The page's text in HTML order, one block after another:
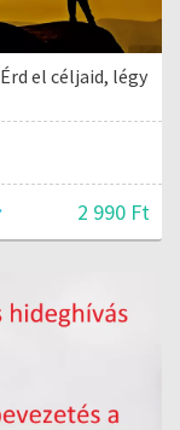
el céljaid, légy
2 990 Ft